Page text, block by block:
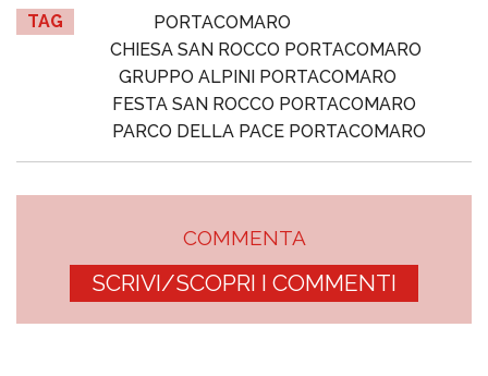
TAG
PORTACOMARO
CHIESA SAN ROCCO PORTACOMARO
GRUPPO ALPINI PORTACOMARO
FESTA SAN ROCCO PORTACOMARO
PARCO DELLA PACE PORTACOMARO
COMMENTA
SCRIVI/SCOPRI I COMMENTI